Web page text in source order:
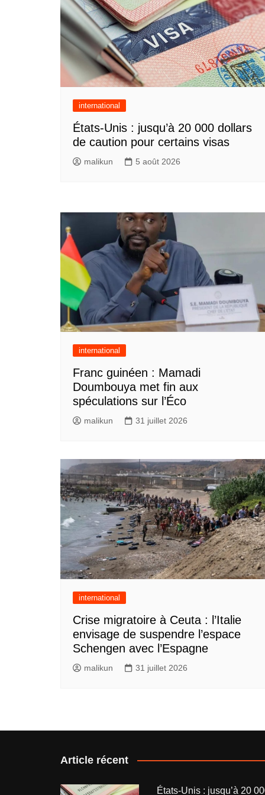
international
États-Unis : jusqu’à 20 000 dollars
de caution pour certains visas
malikun 5 août 2026
international
Franc guinéen : Mamadi
Doumbouya met fin aux
spéculations sur l’Éco
malikun 31 juillet 2026
international
Crise migratoire à Ceuta : l’Italie
envisage de suspendre l’espace
Schengen avec l’Espagne
malikun 31 juillet 2026
Article récent
États-Unis : jusqu’à 20